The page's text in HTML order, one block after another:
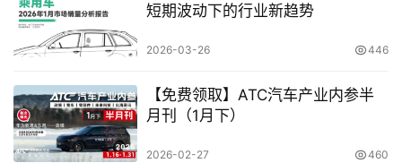
短期波动下的行业新趋势
2026-03-26 446
【免费领取】ATC汽车产业内参半
月刊（1月下）
2026-02-27 460